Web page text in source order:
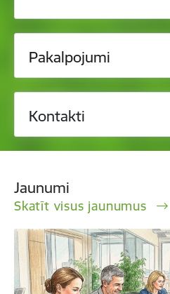
Pakalpojumi
Kontakti
Jaunumi
Skatīt visus jaunumus